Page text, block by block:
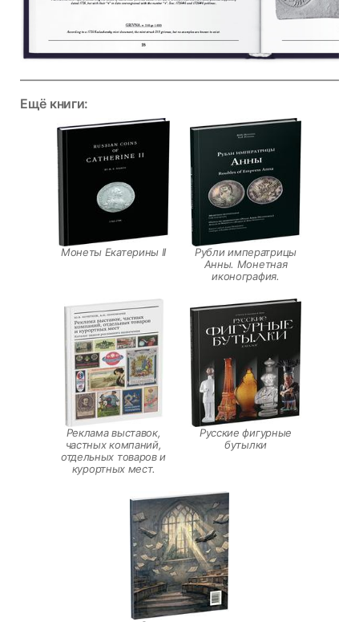
Ещё книги:
Монеты Екатерины II
Рубли императрицы
Анны. Монетная
иконография.
Реклама выставок,
частных компаний,
отдельных товаров и
курортных мест.
Русские фигурные
бутылки